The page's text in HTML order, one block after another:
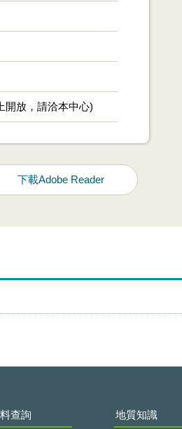
開放，請洽本中心)
下載Adobe Reader
查詢 地質知識